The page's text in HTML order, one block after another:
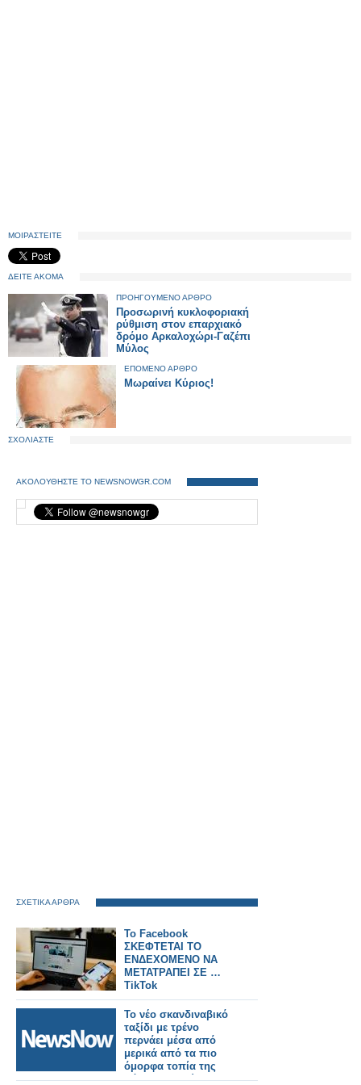
ΜΟΙΡΑΣΤΕΙΤΕ
ΔΕΙΤΕ ΑΚΟΜΑ
ΠΡΟΗΓΟΥΜΕΝΟ ΑΡΘΡΟ
Προσωρινή κυκλοφοριακή
ρύθμιση στον επαρχιακό
δρόμο Αρκαλοχώρι-Γαζέπι
Μύλος
ΕΠΟΜΕΝΟ ΑΡΘΡΟ
Μωραίνει Κύριος!
ΣΧΟΛΙΑΣΤΕ
ΑΚΟΛΟΥΘΗΣΤΕ ΤΟ NEWSNOWGR.COM
ΣΧΕΤΙΚΑ ΑΡΘΡΑ
Το Facebook
ΣΚΕΦΤΕΤΑΙ ΤΟ
ΕΝΔΕΧΟΜΕΝΟ ΝΑ
ΜΕΤΑΤΡΑΠΕΙ ΣΕ …
TikTok
Το νέο σκανδιναβικό
ταξίδι με τρένο
περνάει μέσα από
μερικά από τα πιο
όμορφα τοπία της
Βόρειας Ευρώπης.